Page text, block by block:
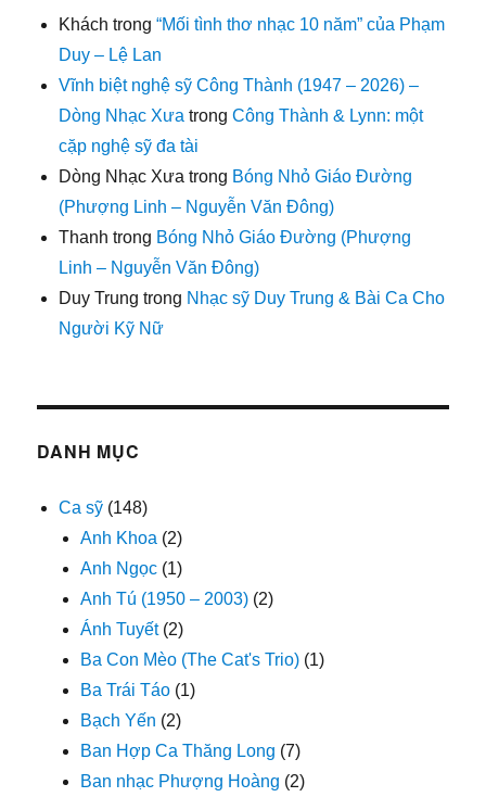
Khách trong“Mối tình thơ nhạc 10 năm” của Phạm
Duy – Lệ Lan
Vĩnh biệt nghệ sỹ Công Thành (1947 – 2026) –
Dòng Nhạc Xưa trongCông Thành & Lynn: một
cặp nghệ sỹ đa tài
Dòng Nhạc Xưa trong Bóng Nhỏ Giáo Đường
(Phượng Linh – Nguyễn Văn Đông)
Thanh trong Bóng Nhỏ Giáo Đường (Phượng
Linh – Nguyễn Văn Đông)
Duy Trung trong Nhạc sỹ Duy Trung & Bài Ca Cho
Người Kỹ Nữ
DANH MỤC
Ca sỹ (148)
Anh Khoa (2)
Anh Ngọc (1)
Anh Tú (1950 – 2003) (2)
Ánh Tuyết(2)
Ba Con Mèo (The Cat's Trio) (1)
Ba Trái Táo (1)
Bạch Yến (2)
Ban Hợp Ca Thăng Long (7)
Ban nhạc Phượng Hoàng (2)